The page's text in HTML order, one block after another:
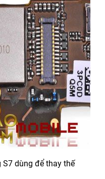
S7 dùng để thay thế